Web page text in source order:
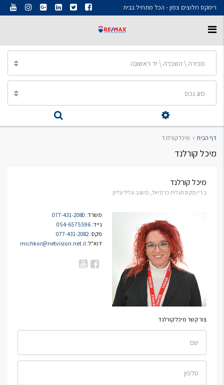
רימקס חלוצים צפון - הכל מתחיל בבית
מכירה \ השכרה \ יד ראשונה
סוג נכס
דף הבית מיכל קורלנד
מיכל קורלנד
מיכל קורלנד
ב רי/מקס תגלית כרמיאל, משגב וגליל עליון
משרד: 077-431-2080
נייד: 054-6575596
פקס: 077-431-2082
דוא"ל: michkor@netvision.net.il
צור קשר מיכל קורלנד